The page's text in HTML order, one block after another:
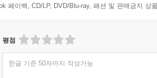
페이백, CD/LP, DVD/Blu-ray, 패션 및 판매금지 상
평점
한글 기준 50자까지 작성가능